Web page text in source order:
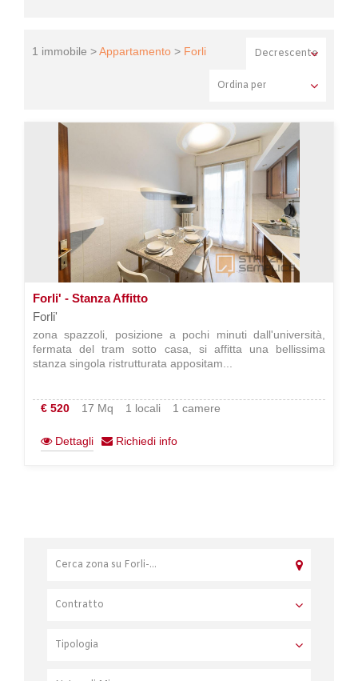
1 immobile >Appartamento > Forli
Forli' - Stanza Affitto
Forli'
zona spazzoli, posizione a pochi minuti dall'università,
fermata del tram sotto casa, si affitta una bellissima
stanza singola ristrutturata appositam...
€ 520 17 Mq 1 locali 1 camere
Dettagli Richiedi info